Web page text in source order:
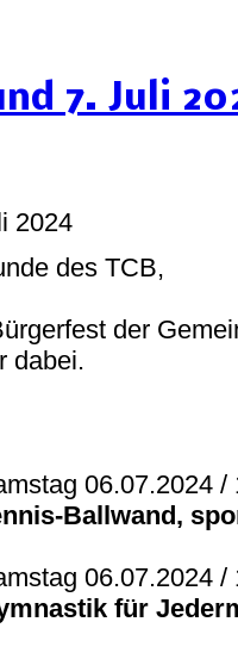
7. Juli
2024
des TCB,
der
dabei.
06.07.2024 /
Ballwand,
06.07.2024 /
für